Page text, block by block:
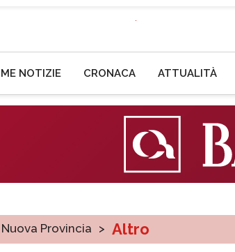
NOTIZIE CRONACA ATTUALITÀ
Nuova Provincia > Altro